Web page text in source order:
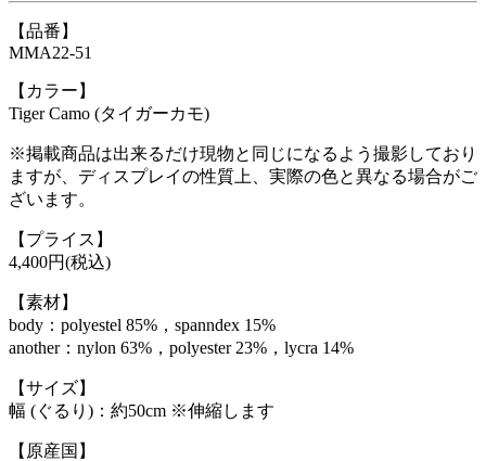
【品番】
MMA22-51
【カラー】
Tiger Camo (タイガーカモ)
※掲載商品は出来るだけ現物と同じになるよう撮影しており
ますが、ディスプレイの性質上、実際の色と異なる場合がご
ざいます。
【プライス】
4,400円(税込)
【素材】
body：polyestel 85%，spanndex 15%
another：nylon 63%，polyester 23%，lycra 14%
【サイズ】
幅 (ぐるり)：約50cm ※伸縮します
【原産国】